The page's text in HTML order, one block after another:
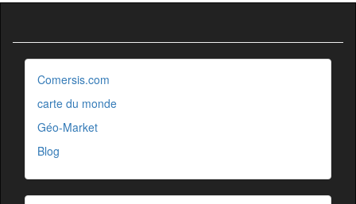
Comersis.com
carte du monde
Géo-Market
Blog